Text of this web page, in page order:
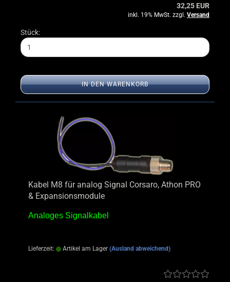
32,25 EUR
inkl. 19% MwSt. zzgl. Versand
Stück:
IN DEN WARENKORB
Kabel M8 für analog Signal Corsaro, Athon PRO
& Expansionsmodule
Analoges Signalkabel
Lieferzeit: Artikel am Lager (Ausland abweichend)